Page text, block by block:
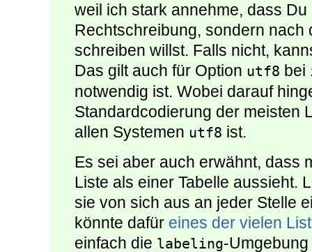
weil ich stark annehme, dass
Rechtschreibung, sondern
schreiben willst. Falls nicht,
Das gilt auch für Option utf8 bei
notwendig ist. Wobei darauf
Standardcodierung der meisten
allen Systemen utf8 ist.
Es sei aber auch erwähnt, dass
Liste als einer Tabelle aussieht.
sie von sich aus an jeder Stelle
könnte dafür eines der vielen
einfach die labeling-